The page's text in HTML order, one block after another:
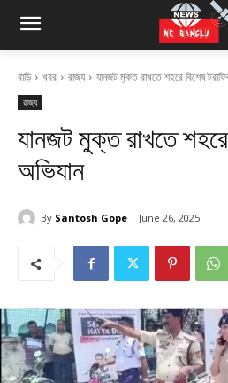
বাড়ি খবর রাজ্য যানজট মুক্ত রাখতে শহরে বিশেষ
রাজ্য
যানজট মুক্ত রাখতে
অভিযান
By Santosh Gope June 26, 2025